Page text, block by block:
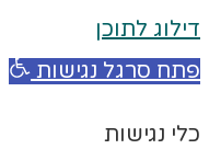
דילוג לתוכן
פתח סרגל נגישות
כלי נגישות